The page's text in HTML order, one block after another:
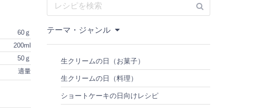
60ｇ
200ml
50ｇ
適量
テーマ・ジャンル
生クリームの日（お菓子）
生クリームの日（料理）
ショートケーキの日向けレシピ